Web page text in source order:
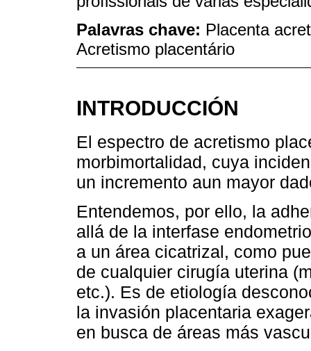
Palavras chave: Placenta
Acretismo placentário
INTRODUCCIÓN
El espectro de acretismo
morbimortalidad, cuya
un incremento aun mayor
Entendemos, por ello, la
allá de la interfase
a un área cicatrizal, como
de cualquier cirugía uterina
etc.). Es de etiología
la invasión placentaria
en busca de áreas más